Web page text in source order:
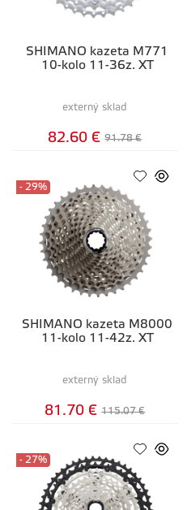
SHIMANO kazeta M771
10-kolo 11-36z. XT
externý sklad
82.60 € 91.78 €
SHIMANO kazeta M8000
11-kolo 11-42z. XT
- 29%
externý sklad
81.70 € 115.07 €
- 27%